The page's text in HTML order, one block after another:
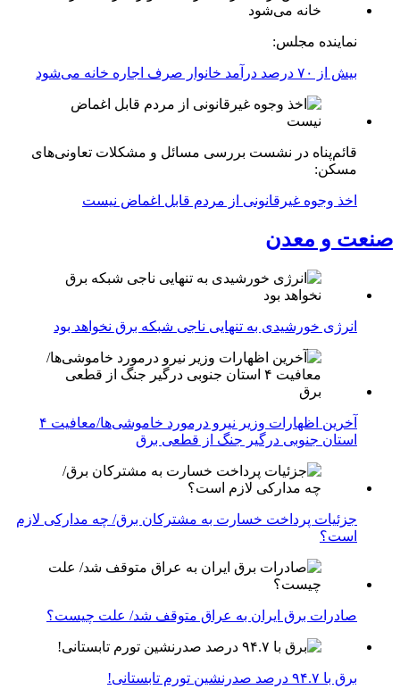
نماینده مجلس:
بیش از ۷۰ درصد درآمد خانوار صرف اجاره خانه می‌شود
قائم‌پناه در نشست بررسی مسائل و مشکلات تعاونی‌های
مسکن:
اخذ وجوه غیرقانونی از مردم قابل اغماض نیست
صنعت و معدن
انرژی خورشیدی به تنهایی ناجی شبکه برق نخواهد بود
آخرین اظهارات وزیر نیرو درمورد خاموشی‌ها/معافیت ۴
استان جنوبی درگیر جنگ از قطعی برق
جزئیات پرداخت خسارت به مشترکان برق/ چه مدارکی لازم
است؟
صادرات برق ایران به عراق متوقف شد/ علت چیست؟
برق با ۹۴.۷ درصد صدرنشین تورم تابستانی!